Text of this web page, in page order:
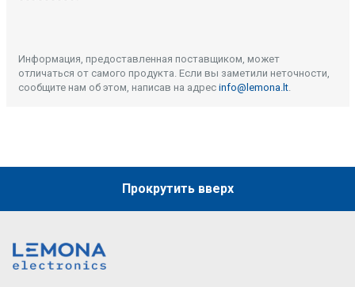
Информация, предоставленная поставщиком, может
отличаться от самого продукта. Если вы заметили неточности,
сообщите нам об этом, написав на адрес info@lemona.lt.
Прокрутить вверх